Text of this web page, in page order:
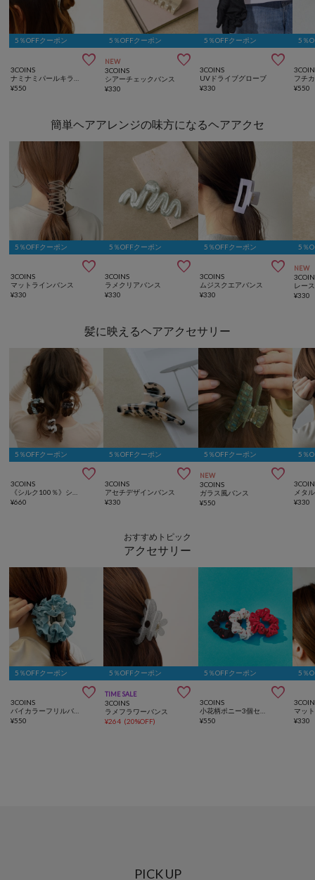
5％OFFクーポン

3COINS
¥550
5％OFFクーポン
NEW 
3COINS
シアーチェックバンス
¥330
5％OFFクーポン

3COINS
UVドライブグローブ
¥330
5％
フチ
¥550
簡単ヘアアレンジの味方になるヘアアクセ
5％OFFクーポン

3COINS
マットラインバンス
¥330
5％OFFクーポン

3COINS
ラメクリアバンス
¥330
5％OFFクーポン

3COINS
ムジスクエアバンス
¥330
5％
NEW
レー
¥330
髪に映えるヘアアクセサリー
5％OFFクーポン

3COINS
¥660
5％OFFクーポン

3COINS
アセチデザインバンス
¥330
5％OFFクーポン
NEW 
3COINS
ガラス風バンス
¥550
5％
メタ
¥330
おすすめトピック
アクセサリー
5％OFFクーポン

3COINS
¥550
5％OFFクーポン
TIME SALE 
3COINS
ラメフラワーバンス
¥264 (20%OFF)
5％OFFクーポン

3COINS
¥550
5％
マッ
¥330
PICK UP